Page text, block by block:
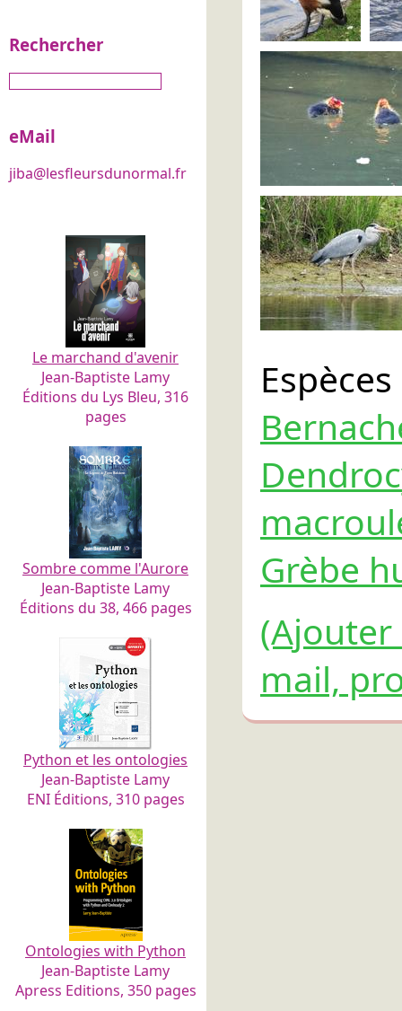
Rechercher
eMail
jiba@lesfleursdunormal.fr
Le marchand d'avenir
Jean-Baptiste Lamy
Éditions du Lys Bleu, 316
pages
Sombre comme l'Aurore
Jean-Baptiste Lamy
Éditions du 38, 466 pages
Python et les ontologies
Jean-Baptiste Lamy
ENI Éditions, 310 pages
Ontologies with Python
Jean-Baptiste Lamy
Apress Editions, 350 pages
Grèbe
mail,